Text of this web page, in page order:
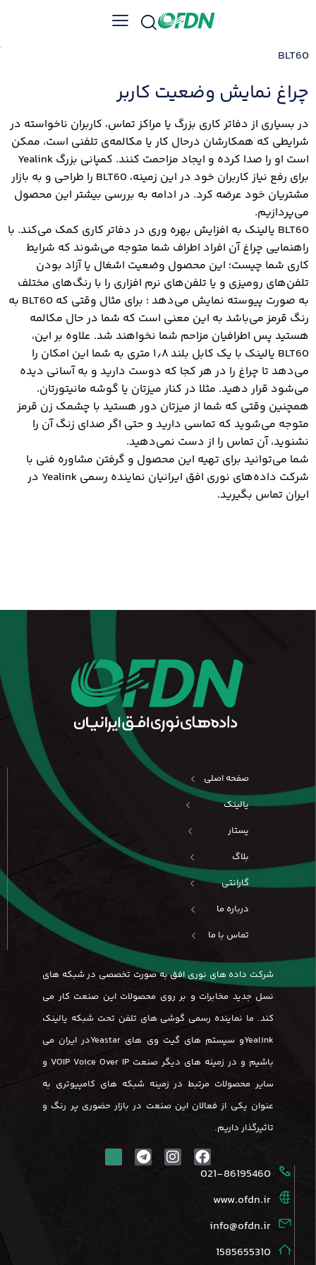
BLT60
چراغ نمایش وضعیت کاربر
در بسیاری از دفاتر کاری بزرگ یا مراکز تماس، کاربران ناخواسته در
شرایطی که همکارشان درحال کار یا مکالمه‌ی تلفنی است، ممکن
است او را صدا کرده و ایجاد مزاحمت کنند. کمپانی بزرگ Yealink
برای رفع نیاز کاربران خود در این زمینه، BLT60 را طراحی و به بازار
مشتریان خود عرضه کرد. در ادامه به بررسی بیشتر این محصول
می‌پردازیم.
BLT60 یالینک به افزایش بهره وری در دفاتر کاری کمک می‌کند. با
راهنمایی چراغ آن افراد اطراف شما متوجه می‌شوند که شرایط
کاری شما چیست؛ این محصول وضعیت اشغال یا آزاد بودن
تلفن‌های رومیزی و یا تلفن‌های نرم افزاری را با رنگ‌های مختلف
به صورت پیوسته نمایش می‌دهد ؛ برای مثال وقتی که BLT60 به
رنگ قرمز می‌باشد به این معنی است که شما در حال مکالمه
هستید پس اطرافیان مزاحم شما نخواهند شد. علاوه بر این،
BLT60 یالینک با یک کابل بلند ۱٫۸ متری به شما این امکان را
می‌دهد تا چراغ را در هر کجا که دوست دارید و به آسانی دیده
می‌شود قرار دهید. مثلا در کنار میزتان یا گوشه مانیتورتان.
همچنین وقتی که شما از میزتان دور هستید با چشمک زن قرمز
متوجه می‌شوید که تماسی دارید و حتی اگر صدای زنگ آن را
نشنوید، آن تماس را از دست نمی‌دهید.
شما می‌توانید برای تهیه این محصول و گرفتن مشاوره فنی با
شرکت داده‌های نوری افق ایرانیان نماینده رسمی Yealink در
ایران تماس بگیرید.
صفحه اصلی
یالینک
یستار
بلاگ
گارانتی
درباره ما
تماس با ما
شرکت داده های نوری افق به صورت تخصصی در شبکه های
نسل جدید مخابرات و بر روی محصولات این صنعت کار می
کند. ما نماینده رسمی گوشی های تلفن تحت شبکه یالینک
Yealinkو سیستم های گیت وی های Yeastarدر ایران می
باشیم و در زمینه های دیگر صنعت VOIP Voice Over IP و
سایر محصولات مرتبط در زمینه شبکه های کامپیوتری به
عنوان یکی از فعالان این صنعت در بازار حضوری پر رنگ و
تاثیرگذار داریم.
021-86195460
www.ofdn.ir
info@ofdn.ir
1585655310